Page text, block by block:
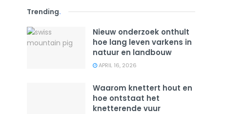
Trending.
Nieuw onderzoek onthult
hoe lang leven varkens in
natuur en landbouw
APRIL 16, 2026
Waarom knettert hout en
hoe ontstaat het
knetterende vuur